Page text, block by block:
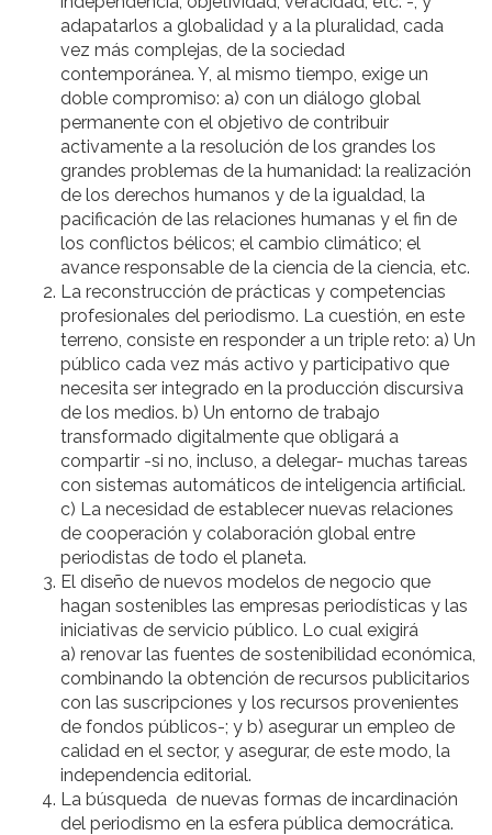
adapatarlos a globalidad y a la pluralidad, cada
vez más complejas, de la sociedad
contemporánea. Y, al mismo tiempo, exige un
doble compromiso: a) con un diálogo global
permanente con el objetivo de contribuir
activamente a la resolución de los grandes los
grandes problemas de la humanidad: la realización
de los derechos humanos y de la igualdad, la
pacificación de las relaciones humanas y el fin de
los conflictos bélicos; el cambio climático; el
avance responsable de la ciencia de la ciencia, etc.
La reconstrucción de prácticas y competencias
profesionales del periodismo. La cuestión, en este
terreno, consiste en responder a un triple reto: a) Un
público cada vez más activo y participativo que
necesita ser integrado en la producción discursiva
de los medios. b) Un entorno de trabajo
transformado digitalmente que obligará a
compartir -si no, incluso, a delegar- muchas tareas
con sistemas automáticos de inteligencia artificial.
c) La necesidad de establecer nuevas relaciones
de cooperación y colaboración global entre
periodistas de todo el planeta.
El diseño de nuevos modelos de negocio que
hagan sostenibles las empresas periodísticas y las
iniciativas de servicio público. Lo cual exigirá
a) renovar las fuentes de sostenibilidad económica,
combinando la obtención de recursos publicitarios
con las suscripciones y los recursos provenientes
de fondos públicos-; y b) asegurar un empleo de
calidad en el sector, y asegurar, de este modo, la
independencia editorial.
La búsqueda de nuevas formas de incardinación
del periodismo en la esfera pública democrática.